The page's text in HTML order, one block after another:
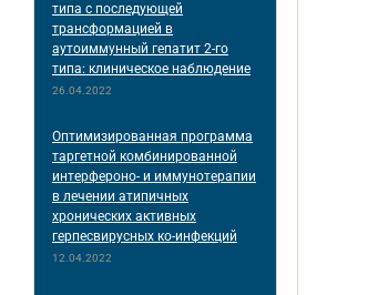
типа с последующей
трансформацией в
аутоиммунный гепатит 2-го
типа: клиническое наблюдение
26.04.2022
Оптимизированная программа
таргетной комбинированной
интерфероно- и иммунотерапии
в лечении атипичных
хронических активных
герпесвирусных ко-инфекций
12.04.2022